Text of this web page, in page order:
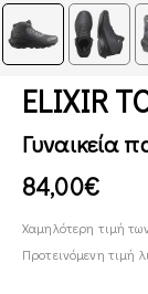
ELIXIR
Γυναικεία
84,00€
Χαμηλότερη τιμή
Προτεινόμενη τιμή